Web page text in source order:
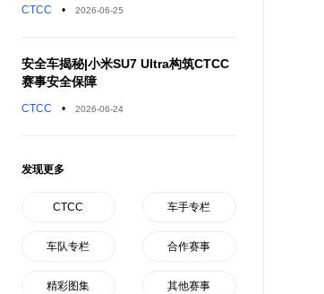
CTCC • 2026-06-25
安全车揭秘|小米SU7 Ultra构筑CTCC
赛事安全保障
CTCC • 2026-06-24
发现更多
CTCC 车手专栏
车队专栏 合作赛事
精彩图集 其他赛事